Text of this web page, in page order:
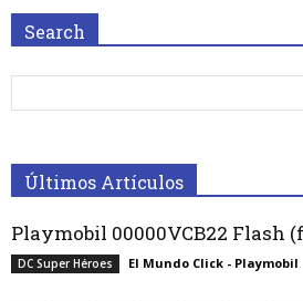
Search
Últimos Artículos
Playmobil 00000VCB22 Flash
DC Super Héroes El Mundo Click - Playmobil